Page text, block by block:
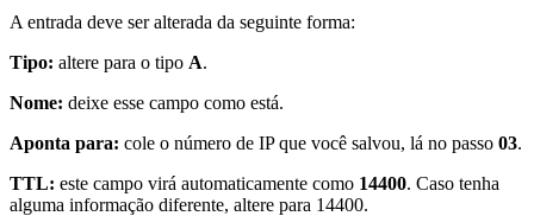
A entrada deve ser alterada da seguinte forma:
Tipo: altere para o tipo A.
Nome: deixe esse campo como está.
Aponta para: cole o número de IP que você salvou, lá no passo 03.
TTL: este campo virá automaticamente como 14400. Caso tenha
alguma informação diferente, altere para 14400.